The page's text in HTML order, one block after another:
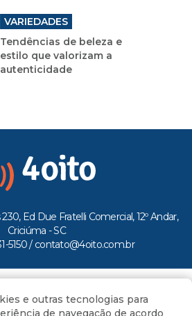
VARIEDADES
Tendências de beleza e
estilo que valorizam a
autenticidade
Ed Due Fratelli Comercial, 12º Andar,
Criciúma - SC
5150 / contato@4oito.com.br
reservados ao Portal 4oito
e outras tecnologias para
de navegação de acordo